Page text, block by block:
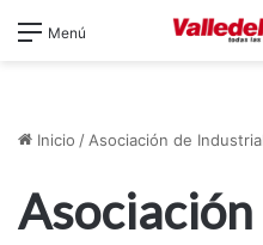
Menú
Inicio / Asociación de
Asociación